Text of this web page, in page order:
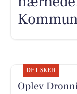
DET SKER
Oplev